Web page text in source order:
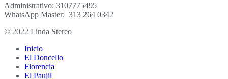
Administrativo: 3107775495
WhatsApp Master: 313 264 0342
© 2022 Linda Stereo
Inicio
El Doncello
Florencia
El Paujil